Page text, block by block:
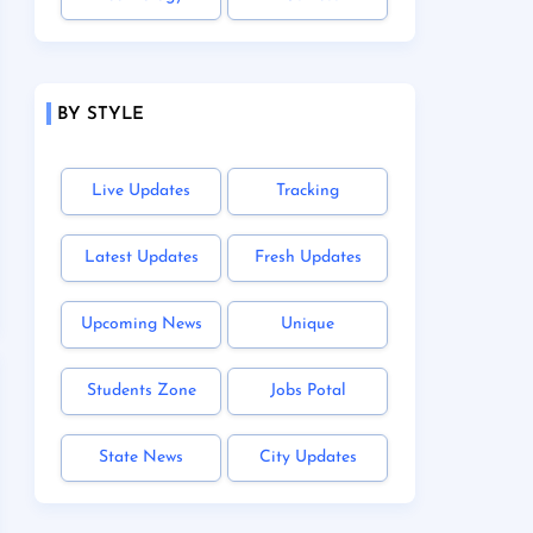
BY STYLE
Live Updates Tracking
Latest Updates Fresh Updates
Upcoming News Unique
Students Zone Jobs Potal
State News City Updates